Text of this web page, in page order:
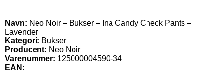
Navn: Neo Noir – Bukser – Ina Candy Check Pants –
Lavender
Kategori: Bukser
Producent: Neo Noir
Varenummer: 125000004590-34
EAN: